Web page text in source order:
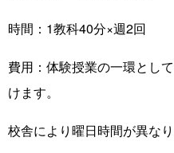
時間：1教科40分×週2回
費用：体験授業の一環とし
けます。
校舎により曜日時間が異なり